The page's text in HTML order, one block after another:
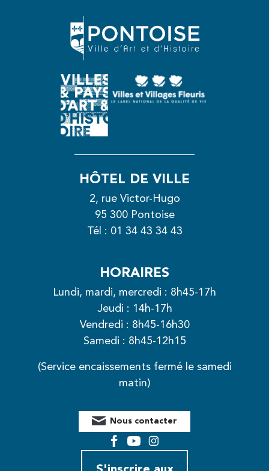
HÔTEL DE VILLE
2, rue Victor-Hugo
95 300 Pontoise
Tél : 01 34 43 34 43
HORAIRES
Lundi, mardi, mercredi : 8h45-17h
Jeudi : 14h-17h
Vendredi : 8h45-16h30
Samedi : 8h45-12h15
(Service encaissements fermé le samedi
matin)
Nous contacter
FacebookYouTubeInstagram